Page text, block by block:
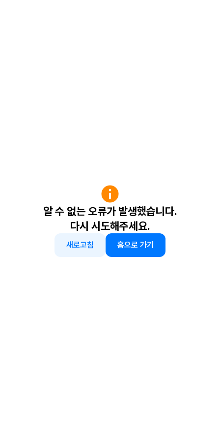
알 수 없는 오류가 발생했습니다.
다시 시도해주세요.
새로고침 홈으로 가기